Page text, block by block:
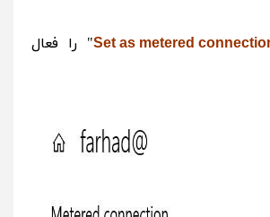
Set as metered" را فعال